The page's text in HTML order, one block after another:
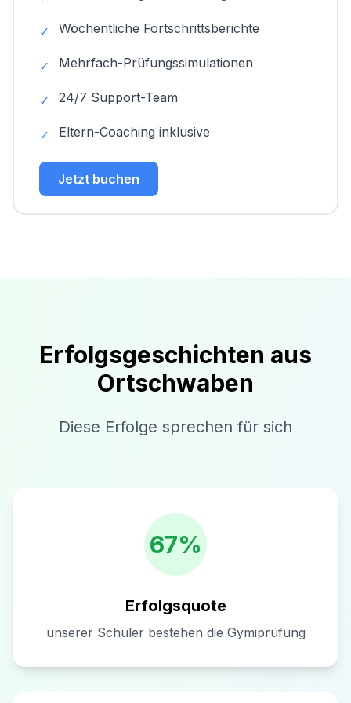
✓ Wöchentliche Fortschrittsberichte
✓ Mehrfach-Prüfungssimulationen
✓ 24/7 Support-Team
✓ Eltern-Coaching inklusive
Jetzt buchen
Erfolgsgeschichten aus
Ortschwaben
Diese Erfolge sprechen für sich
67%
Erfolgsquote
unserer Schüler bestehen die Gymiprüfung